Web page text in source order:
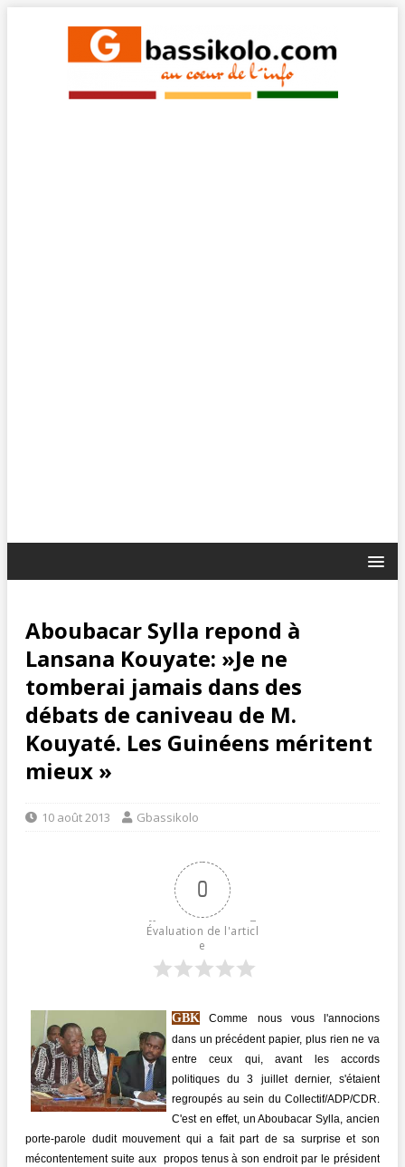
Aboubacar Sylla repond à
Lansana Kouyate: »Je ne
tomberai jamais dans des
débats de caniveau de M.
Kouyaté. Les Guinéens méritent
mieux »
10 août 2013 Gbassikolo
0
Évaluation de l'articl
e
GBK
Comme nous vous l'annocions
dans un précédent papier, plus rien ne va
entre ceux qui, avant les accords
politiques du 3 juillet dernier, s'étaient
regroupés au sein du Collectif/ADP/CDR.
C'est en effet, un Aboubacar Sylla, ancien
porte-parole dudit mouvement qui a fait part de sa surprise et son
mécontentement suite aux propos tenus à son endroit par le président